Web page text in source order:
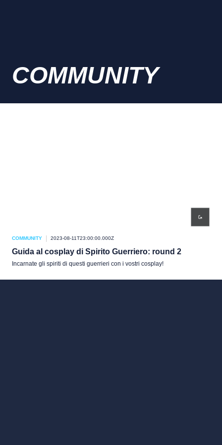
COMMUNITY
COMMUNITY 2023-08-11T23:00:00.000Z
Guida al cosplay di Spirito Guerriero: round 2
Incarnate gli spiriti di questi guerrieri con i vostri cosplay!